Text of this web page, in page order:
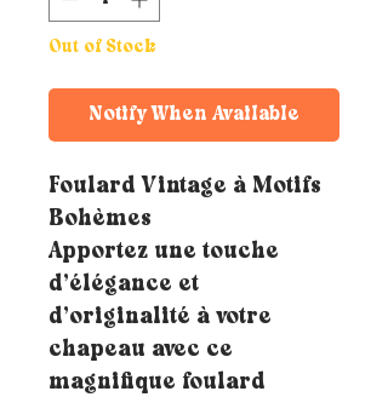
Out of Stock
Notify When Available
Foulard Vintage à Motifs
Bohèmes
Apportez une touche
d’élégance et
d’originalité à votre
chapeau avec ce
magnifique foulard